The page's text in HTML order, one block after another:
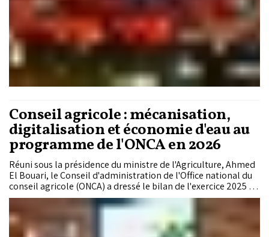
Conseil agricole : mécanisation,
digitalisation et économie d'eau au
programme de l'ONCA en 2026
Réuni sous la présidence du ministre de l'Agriculture, Ahmed
El Bouari, le Conseil d'administration de l'Office national du
conseil agricole (ONCA) a dressé le bilan de l'exercice 2025 et
fixé les priorités pour 2026. Au cœur des orientations :
renforcer l'accompagnement de proximité des agriculteurs,
accélérer l'adoption des technologies et soutenir la
reconstitution durable du cheptel.